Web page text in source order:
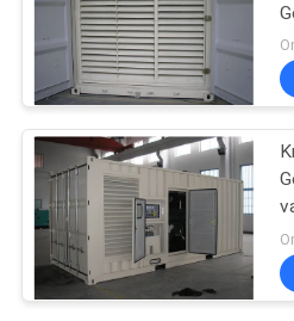
PRIVACY
POLICYdeutz